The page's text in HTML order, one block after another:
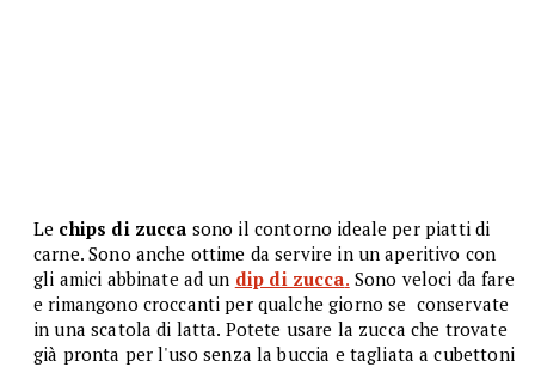
Le chips di zucca sono il contorno ideale per piatti di
carne. Sono anche ottime da servire in un aperitivo con
gli amici abbinate ad un dip di zucca. Sono veloci da fare
e rimangono croccanti per qualche giorno se conservate
in una scatola di latta. Potete usare la zucca che trovate
già pronta per l'uso senza la buccia e tagliata a cubettoni